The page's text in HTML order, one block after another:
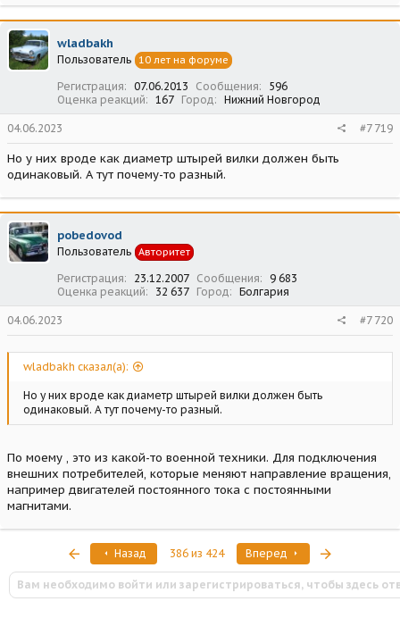
wladbakh
Пользователь 10 лет на форуме
Регистрация 07.06.2013 Сообщения
596
Оценка реакций
167 Город Нижний Новгород
04.06.2023 #7 719
Но у них вроде как диаметр штырей вилки должен быть
одинаковый. А тут почему-то разный.
pobedovod
Пользователь Авторитет
Регистрация 23.12.2007 Сообщения
9 683
Оценка реакций
32 637 Город Болгария
04.06.2023 #7 720
wladbakh сказал(а):
Но у них вроде как диаметр штырей вилки должен быть
одинаковый. А тут почему-то разный.
По моему , это из какой-то военной техники. Для подключения
внешних потребителей, которые меняют направление вращения,
например двигателей постоянного тока с постоянными
магнитами.
ПервыйНазад 386 из 424 Вперед
Вам необходимо войти или зарегистрироваться, чтобы здесь